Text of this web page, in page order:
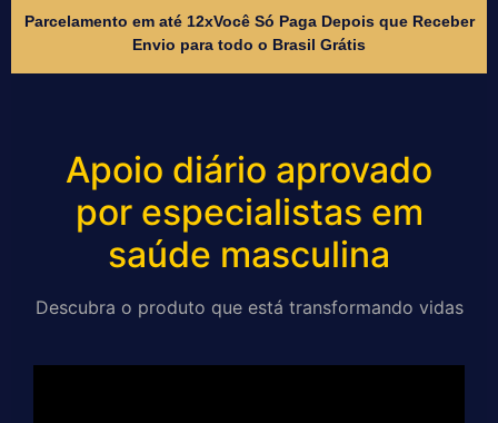
Parcelamento em até 12xVocê Só Paga Depois que Receber
Envio para todo o Brasil Grátis
Apoio diário aprovado
por especialistas em
saúde masculina
Descubra o produto que está transformando vidas